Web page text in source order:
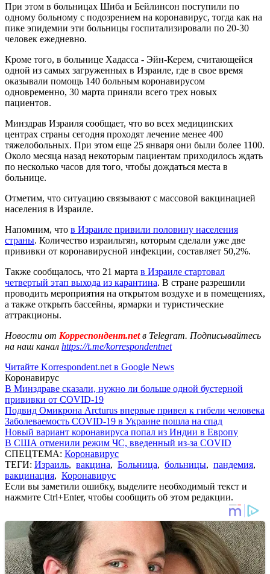
При этом в больницах Шиба и Бейлинсон поступили по
одному больному с подозрением на коронавирус, тогда как на
пике эпидемии эти больницы госпитализировали по 20-30
человек ежедневно.
Кроме того, в больнице Хадасса - Эйн-Керем, считающейся
одной из самых загруженных в Израиле, где в свое время
оказывали помощь 140 больным коронавирусом
одновременно, 30 марта приняли всего трех новых
пациентов.
Минздрав Израиля сообщает, что во всех медицинских
центрах страны сегодня проходят лечение менее 400
тяжелобольных. При этом еще 25 января они были более 1100.
Около месяца назад некоторым пациентам приходилось ждать
по несколько часов для того, чтобы дождаться места в
больнице.
Отметим, что ситуацию связывают с массовой вакцинацией
населения в Израиле.
Напомним, что в Израиле привили половину населения
страны. Количество израильтян, которым сделали уже две
прививки от коронавирусной инфекции, составляет 50,2%.
Также сообщалось, что 21 марта в Израиле стартовал
четвертый этап выхода из карантина. В стране разрешили
проводить мероприятия на открытом воздухе и в помещениях,
а также открыть бассейны, ярмарки и туристические
аттракционы.
Новости от Корреспондент.netв Telegram. Подписывайтесь
на наш канал https://t.me/korrespondentnet
Читайте Korrespondent.net в Google News
Коронавирус
В Минздраве сказали, нужно ли больше одной бустерной
прививки от COVID-19
Подвид Омикрона Arcturus впервые привел к гибели человека
Заболеваемость COVID-19 в Украине пошла на спад
Новый вариант коронавируса попал из Индии в Европу
В США отменили режим ЧС, введенный из-за COVID
СПЕЦТЕМА: Коронавирус
ТЕГИ: Израиль, вакцина, Больница, больницы, пандемия,
вакцинация, Коронавирус
Если вы заметили ошибку, выделите необходимый текст и
нажмите Ctrl+Enter, чтобы сообщить об этом редакции.